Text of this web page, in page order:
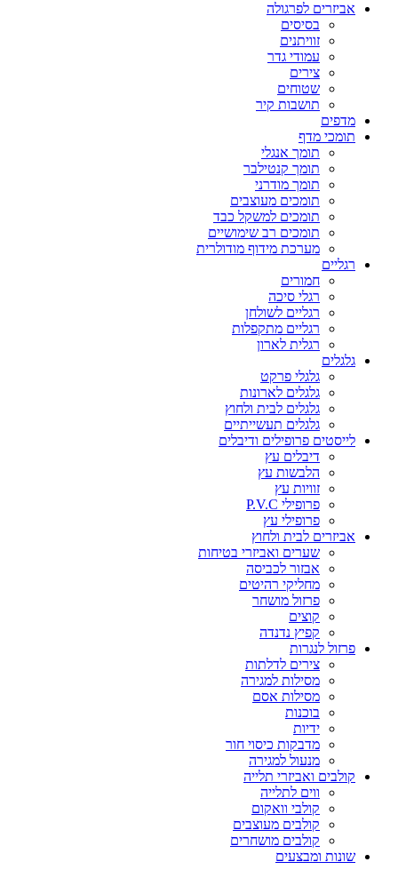
אביזרים לפרגולה
בסיסים
זוויתנים
עמודי גדר
צירים
שטוחים
תושבות קיר
מדפים
תומכי מדף
תומך אנגלי
תומך קנטילבר
תומך מודרני
תומכים מעוצבים
תומכים למשקל כבד
תומכים רב שימושיים
מערכת מידוף מודולרית
רגליים
חמורים
רגלי סיכה
רגליים לשולחן
רגליים מתקפלות
רגלית לארון
גלגלים
גלגלי פרקט
גלגלים לארונות
גלגלים לבית ולחוץ
גלגלים תעשייתיים
לייסטים פרופילים ודיבלים
דיבלים עץ
הלבשות עץ
זוויות עץ
פרופילי P.V.C
פרופילי עץ
אביזרים לבית ולחוץ
שערים ואביזרי בטיחות
אבזור לכביסה
מחליקי רהיטים
פרזול מושחר
קוצים
קפיץ נדנדה
פרזול לנגרות
צירים לדלתות
מסילות למגירה
מסילות אסם
בוכנות
ידיות
מדבקות כיסוי חור
מנעול למגירה
קולבים ואביזרי תלייה
ווים לתלייה
קולבי וואקום
קולבים מעוצבים
קולבים מושחרים
שונות ומבצעים